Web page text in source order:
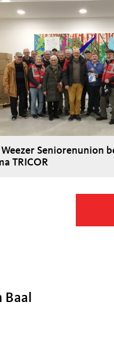
Weezer Seniorenunion
TRICOR
Baal